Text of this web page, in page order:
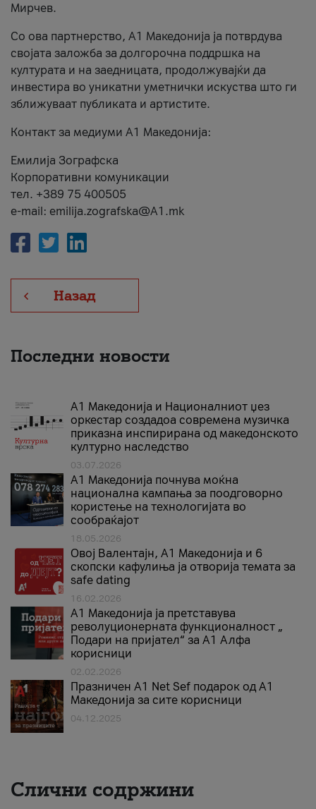
Мирчев.
Со ова партнерство, A1 Македонија ја потврдува
својата заложба за долгорочна поддршка на
културата и на заедницата, продолжувајќи да
инвестира во уникатни уметнички искуства што ги
зближуваат публиката и артистите.
Контакт за медиуми А1 Македонија:
Емилија Зографска
Корпоративни комуникации
тел. +389 75 400505
e-mail: emilija.zografska@A1.mk
Назад
Последни новости
А1 Македонија и Националниот џез
оркестар создадоа современа музичка
приказна инспирирана од македонското
културно наследство
03.07.2026
A1 Македонија почнува моќна
национална кампања за поодговорно
користење на технологијата во
сообраќајот
18.05.2026
Овој Валентајн, A1 Македонија и 6
скопски кафулиња ја отворија темата за
safe dating
16.02.2026
А1 Македонија ја претставува
револуционерната функционалност „
Подари на пријател“ за А1 Алфа
корисници
02.02.2026
Празничен A1 Net Sеf подарок од А1
Македонија за сите корисници
04.12.2025
Слични содржини